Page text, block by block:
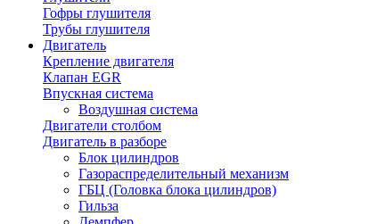
Гофры глушителя
Трубы глушителя
Двигатель
Крепление двигателя
Клапан EGR
Впускная система
Воздушная система
Двигатели столбом
Двигатель в разборе
Блок цилиндров
Газораспределительный механизм
ГБЦ (Головка блока цилиндров)
Гильза